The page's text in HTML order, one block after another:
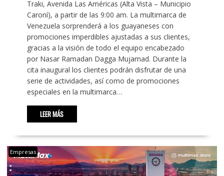
Traki, Avenida Las Américas (Alta Vista – Municipio
Caroní), a partir de las 9:00 am. La multimarca de
Venezuela sorprenderá a los guayaneses con
promociones imperdibles ajustadas a sus clientes,
gracias a la visión de todo el equipo encabezado
por Nasar Ramadan Dagga Mujamad. Durante la
cita inaugural los clientes podrán disfrutar de una
serie de actividades, así como de promociones
especiales en la multimarca…
LEER MÁS
Empresas